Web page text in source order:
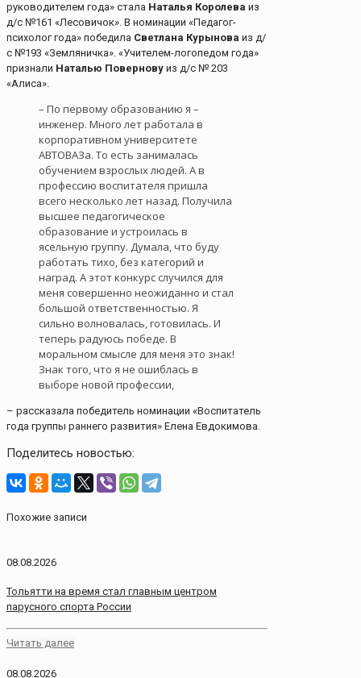
руководителем года» стала Наталья Королева из
д/с №161 «Лесовичок». В номинации «Педагог-
психолог года» победила Светлана Курынова из д/
с №193 «Земляничка». «Учителем-логопедом года»
признали Наталью Повернову из д/с № 203
«Алиса».
– По первому образованию я –
инженер. Много лет работала в
корпоративном университете
АВТОВАЗа. То есть занималась
обучением взрослых людей. А в
профессию воспитателя пришла
всего несколько лет назад. Получила
высшее педагогическое
образование и устроилась в
ясельную группу. Думала, что буду
работать тихо, без категорий и
наград. А этот конкурс случился для
меня совершенно неожиданно и стал
большой ответственностью. Я
сильно волновалась, готовилась. И
теперь радуюсь победе. В
моральном смысле для меня это знак!
Знак того, что я не ошиблась в
выборе новой профессии,
– рассказала победитель номинации «Воспитатель
года группы раннего развития» Елена Евдокимова.
Поделитесь новостью:
Похожие записи
08.08.2026
Тольятти на время стал главным центром
парусного спорта России
Читать далее
08.08.2026